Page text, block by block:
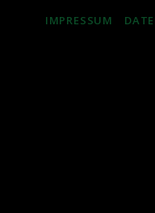
IMPRESSUM